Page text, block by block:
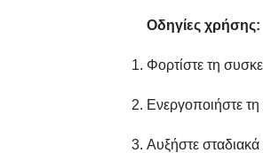
Οδηγίες χρήσης:
Φορτίστε τη
Ενεργοποιήστε
Αυξήστε